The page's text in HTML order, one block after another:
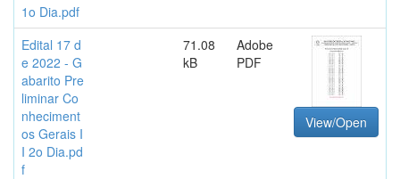
1o Dia.pdf
Edital 17 d
e 2022 - G
abarito Pre
liminar Co
nheciment
os Gerais I
I 2o Dia.pd
f
71.08
kB
Adobe
PDF
View/Open